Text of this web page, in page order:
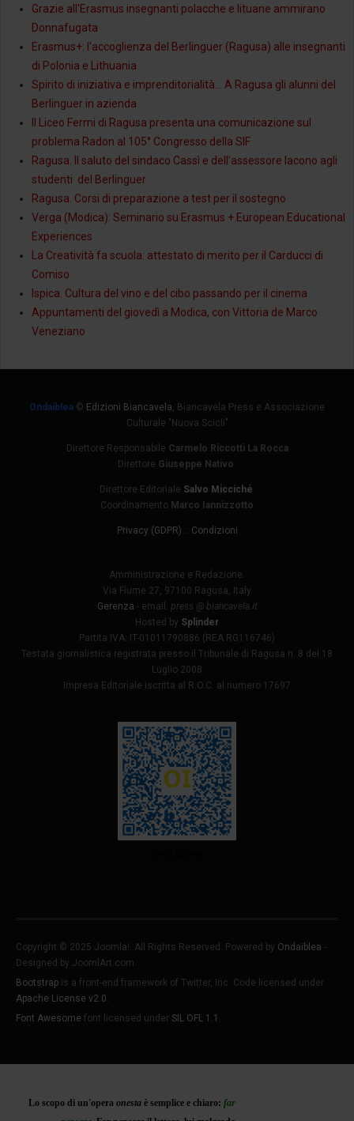
Grazie all'Erasmus insegnanti polacche e lituane ammirano
Donnafugata
Erasmus+: l'accoglienza del Berlinguer (Ragusa) alle insegnanti
di Polonia e Lithuania
Spirito di iniziativa e imprenditorialità… A Ragusa gli alunni del
Berlinguer in azienda
Il Liceo Fermi di Ragusa presenta una comunicazione sul
problema Radon al 105° Congresso della SIF
Ragusa. Il saluto del sindaco Cassì e dell’assessore Iacono agli
studenti del Berlinguer
Ragusa. Corsi di preparazione a test per il sostegno
Verga (Modica): Seminario su Erasmus + European Educational
Experiences
La Creatività fa scuola: attestato di merito per il Carducci di
Comiso
Ispica. Cultura del vino e del cibo passando per il cinema
Appuntamenti del giovedì a Modica, con Vittoria de Marco
Veneziano
Ondaiblea © Edizioni Biancavela, Biancavela Press e Associazione
Culturale "Nuova Scicli"
Direttore Responsabile Carmelo Riccotti La Rocca
Direttore Giuseppe Nativo
Direttore Editoriale Salvo Micciché
Coordinamento Marco Iannizzotto
Privacy (GDPR) :: Condizioni
Amministrazione e Redazione:
Via Fiume 27, 97100 Ragusa, Italy
Gerenza - email: press @ biancavela.it
Hosted by Splinder
Partita IVA: IT-01011790886 (REA RG116746)
Testata giornalistica registrata presso il Tribunale di Ragusa n. 8 del 18
Luglio 2008
Impresa Editoriale iscritta al R.O.C. al numero 17697
Copyright © 2025 Joomla!. All Rights Reserved. Powered by Ondaiblea -
Designed by JoomlArt.com.
Bootstrap is a front-end framework of Twitter, Inc. Code licensed under
Apache License v2.0.
Font Awesome font licensed under SIL OFL 1.1 .
Lo scopo di un'opera onesta è semplice e chiaro: far